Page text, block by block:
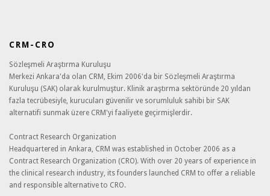
CRM-CRO
Sözleşmeli Araştırma Kuruluşu
Merkezi Ankara'da olan CRM, Ekim 2006'da bir Sözleşmeli Araştırma
Kuruluşu (SAK) olarak kurulmuştur. Klinik araştırma sektöründe 20 yıldan
fazla tecrübesiyle, kurucuları güvenilir ve sorumluluk sahibi bir SAK
alternatifi sunmak üzere CRM'yi faaliyete geçirmişlerdir.
Contract Research Organization
Headquartered in Ankara, CRM was established in October 2006 as a
Contract Research Organization (CRO). With over 20 years of experience in
the clinical research industry, its founders launched CRM to offer a reliable
and responsible alternative to CRO.